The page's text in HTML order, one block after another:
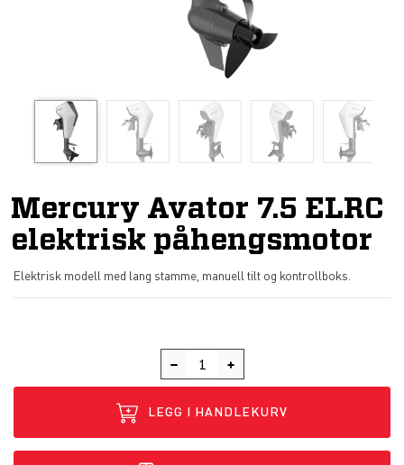
Mercury Avator 7.5 ELRC
elektrisk påhengsmotor
Elektrisk modell med lang stamme, manuell tilt og kontrollboks.
LEGG I HANDLEKURV